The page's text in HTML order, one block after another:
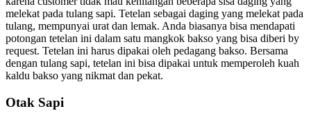
melekat pada tulang sapi. Tetelan sebagai daging yang melekat pada
tulang, mempunyai urat dan lemak. Anda biasanya bisa mendapati
potongan tetelan ini dalam satu mangkok bakso yang bisa diberi by
request. Tetelan ini harus dipakai oleh pedagang bakso. Bersama
dengan tulang sapi, tetelan ini bisa dipakai untuk memperoleh kuah
kaldu bakso yang nikmat dan pekat.
Otak Sapi